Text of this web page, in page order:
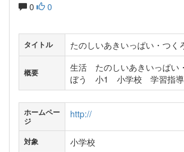
0 0
タイトル たのしいあきいっぱい・つく
概要
生活 たのしいあきいっぱい
ぼう 小1 小学校 学習指
ホームペー
ジ
http://
対象 小学校